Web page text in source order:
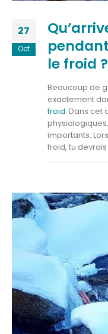
27
Oct
le froid ?
Beaucoup de
exactement
froid. Dans cet
importants.
froid, tu